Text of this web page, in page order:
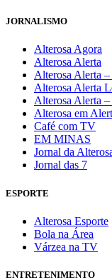
JORNALISMO
Alterosa Agora
Alterosa Alerta
Alterosa Alerta
Alterosa Alerta
Alterosa Alerta
Alterosa em
Café com TV
EM MINAS
Jornal da
Jornal das 7
ESPORTE
Alterosa Esporte
Bola na Área
Várzea na TV
ENTRETENIMENTO